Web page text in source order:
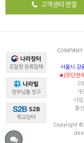
서울시 강
★(무단전
개
사
통
Copyright ©